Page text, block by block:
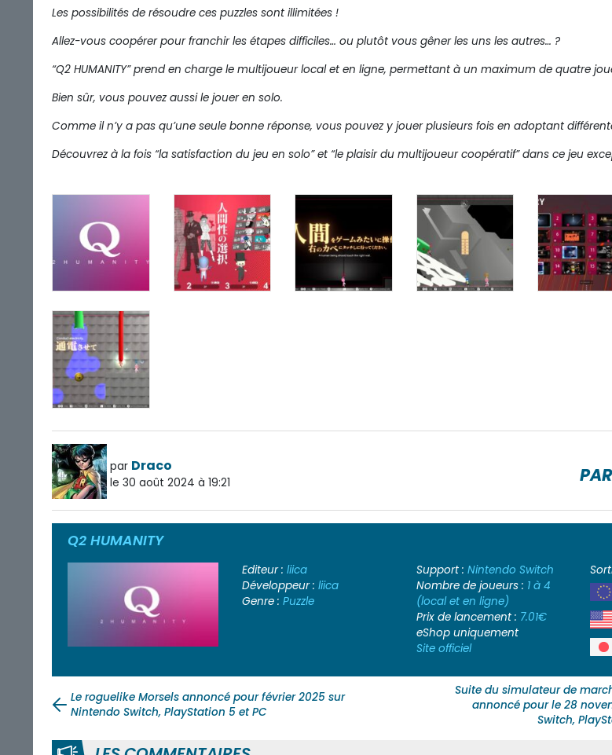
Les possibilités de résoudre ces puzzles sont illimitées !
Allez-vous coopérer pour franchir les étapes difficiles… ou plutôt vous gêner les uns les autres… ?
“Q2 HUMANITY” prend en charge le multijoueur local et en ligne, permettant à un maximum de quatre
Bien sûr, vous pouvez aussi le jouer en solo.
Comme il n’y a pas qu’une seule bonne réponse, vous pouvez y jouer plusieurs fois en adoptant
Découvrez à la fois “la satisfaction du jeu en solo” et “le plaisir du multijoueur coopératif” dans ce jeu
par Draco
le 30 août 2024 à 19:21
Q2 HUMANITY
Editeur : liica
Développeur : liica
Genre : Puzzle
Support : Nintendo Switch
Nombre de joueurs : 1 à 4
(local et en ligne)
Prix de lancement : 7.01€
eShop uniquement
Site officiel
Le roguelike Morsels annoncé pour février 2025 sur
Nintendo Switch, PlayStation 5 et PC
Suite du simulateur de
annoncé pour le 28
Switch,